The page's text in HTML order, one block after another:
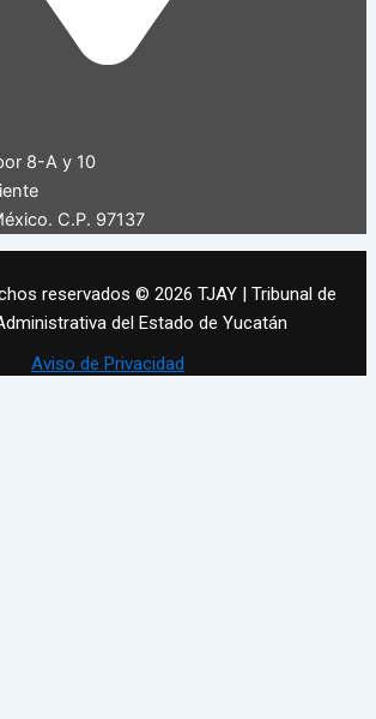
8-A y 10
C.P. 97137
reservados © 2026 TJAY | Tribunal de
del Estado de Yucatán
Aviso de Privacidad